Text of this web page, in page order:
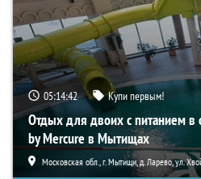
05:14:40 Купи первым!
Отдых для двоих с питанием в
by Mercure в Мытищах
Московская обл., г. Мытищи, д. Ларево, ул.